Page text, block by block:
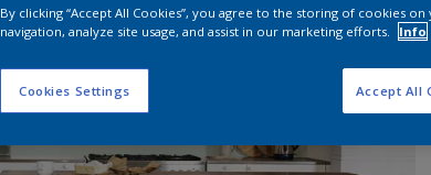
By clicking “Accept All Cookies”, you agree to the storing of cookies
navigation, analyze site usage, and assist in our marketing efforts.
Info
Cookies Settings Accept All